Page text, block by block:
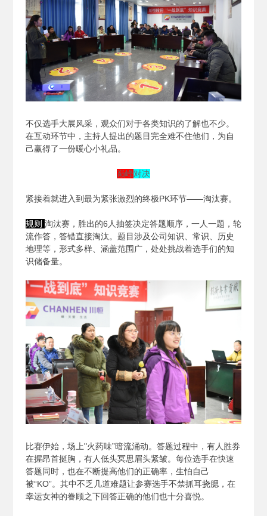
不仅选手大展风采，观众们对于各类知识的了解也不少。
在互动环节中，主持人提出的题目完全难不住他们，为自
己赢得了一份暖心小礼品。
巅峰对决
紧接着就进入到最为紧张激烈的终极PK环节——淘汰赛。
规则 淘汰赛，胜出的6人抽签决定答题顺序，一人一题，轮
流作答，答错直接淘汰。题目涉及公司知识、常识、历史
地理等，形式多样、涵盖范围广，处处挑战着选手们的知
识储备量。
比赛伊始，场上"火药味”暗流涌动。答题过程中，有人胜券
在握昂首挺胸，有人低头冥思眉头紧皱。每位选手在快速
答题同时，也在不断提高他们的正确率，生怕自己
被“KO”。其中不乏几道难题让参赛选手不禁抓耳挠腮，在
幸运女神的眷顾之下回答正确的他们也十分喜悦。